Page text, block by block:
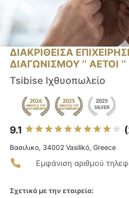
ΔΙΑΚΡΙΘΕΙΣΑ
ΔΙΑΓΩΝΙΣΜΟΥ ‘’ ΑΕΤΟΙ ‘’
Tsibise Ιχθυοπωλείο
9.1
Βασιλικο, 34002 Vasilikó, Greece
Εμφάνιση αριθμού
Σχετικά με την εταιρεία: